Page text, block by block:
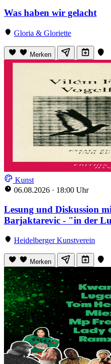
Was haben wir gelacht
Gloria & Gloriette
Merken
Kunst
06.08.2026 · 18:00 Uhr
Lesung und Diskussion
Barjaktarevic - "in der
Heidelberger Kunstverein
Merken